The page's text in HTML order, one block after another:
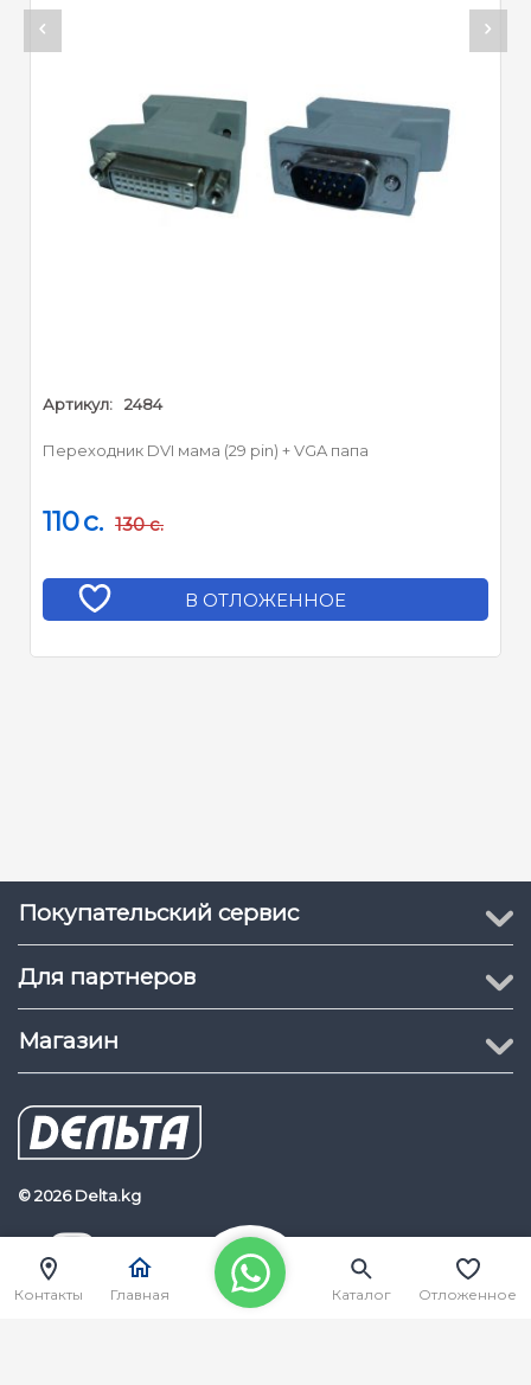
Артикул: 2484
Переходник DVI мама (29 pin) + VGA папа
110c. 130 c.
В ОТЛОЖЕННОЕ
Покупательский сервис
Для партнеров
Магазин
© 2026 Delta.kg
Delta.kg
Контакты Главная Каталог Отложенное